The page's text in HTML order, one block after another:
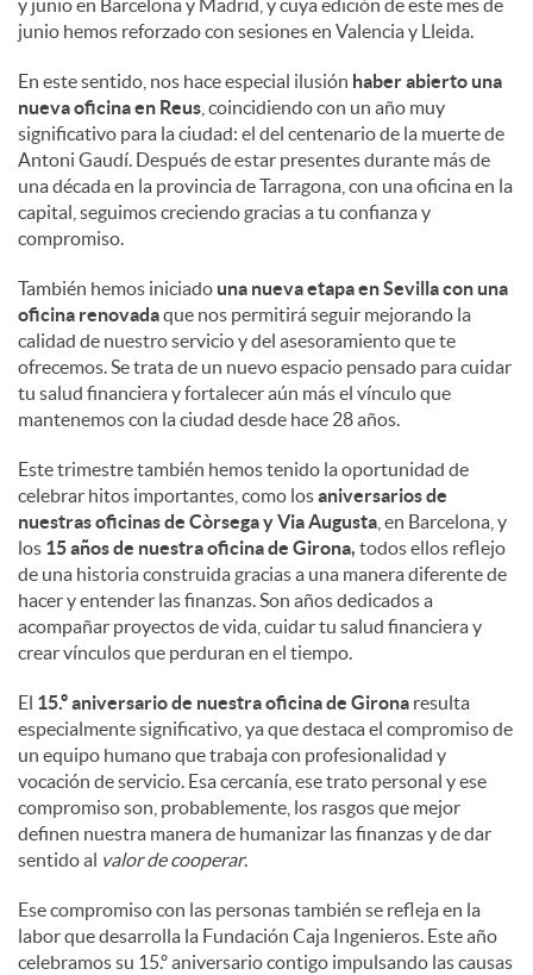
junio hemos reforzado con sesiones en Valencia y Lleida.
En este sentido, nos hace especial ilusión haber abierto una
nueva oficina en Reus , coincidiendo con un año muy
significativo para la ciudad: el del centenario de la muerte de
Antoni Gaudí. Después de estar presentes durante más de
una década en la provincia de Tarragona, con una oficina en la
capital, seguimos creciendo gracias a tu confianza y
compromiso.
También hemos iniciado una nueva etapa en Sevilla con una
oficina renovadaque nos permitirá seguir mejorando la
calidad de nuestro servicio y del asesoramiento que te
ofrecemos. Se trata de un nuevo espacio pensado para cuidar
tu salud financiera y fortalecer aún más el vínculo que
mantenemos con la ciudad desde hace 28 años.
Este trimestre también hemos tenido la oportunidad de
celebrar hitos importantes, como losaniversarios de
nuestras oficinas de Còrsega y Via Augusta , en Barcelona, y
los 15 años de nuestra oficina de Girona, todos ellos reflejo
de una historia construida gracias a una manera diferente de
hacer y entender las finanzas. Son años dedicados a
acompañar proyectos de vida, cuidar tu salud financiera y
crear vínculos que perduran en el tiempo.
El 15.º aniversario de nuestra oficina de Girona resulta
especialmente significativo, ya que destaca el compromiso de
un equipo humano que trabaja con profesionalidad y
vocación de servicio. Esa cercanía, ese trato personal y ese
compromiso son, probablemente, los rasgos que mejor
definen nuestra manera de humanizar las finanzas y de dar
sentido al valor de cooperar.
Ese compromiso con las personas también se refleja en la
labor que desarrolla la Fundación Caja Ingenieros. Este año
celebramos su 15.º aniversario contigo impulsando las causas